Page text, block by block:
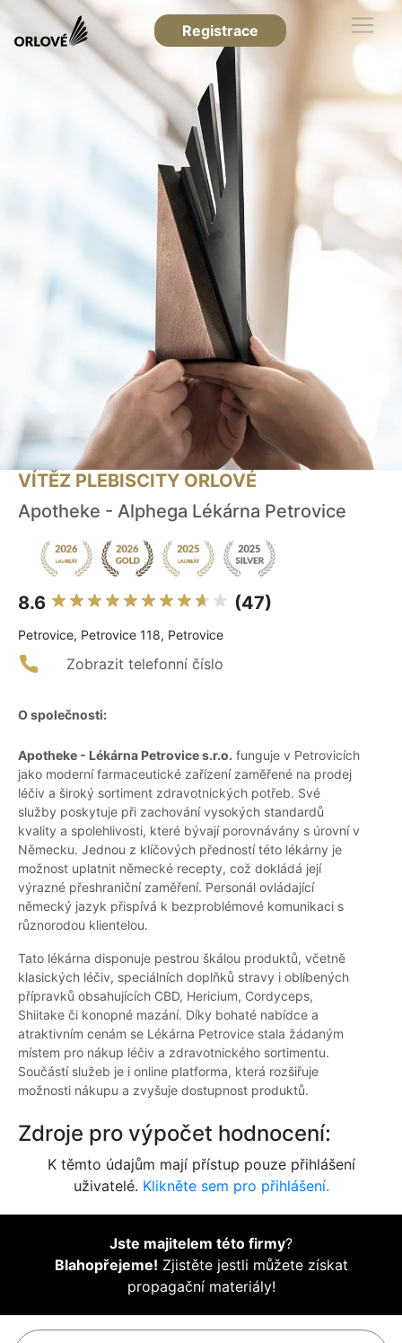
Registrace
VÍTĚZ PLEBISCITY ORLOVÉ
Apotheke - Alphega Lékárna Petrovice
8.6 (47)
Petrovice, Petrovice 118, Petrovice
Zobrazit telefonní číslo
O společnosti:
Apotheke - Lékárna Petrovice s.r.o. funguje v Petrovicích
jako moderní farmaceutické zařízení zaměřené na prodej
léčiv a široký sortiment zdravotnických potřeb. Své
služby poskytuje při zachování vysokých standardů
kvality a spolehlivosti, které bývají porovnávány s úrovní v
Německu. Jednou z klíčových předností této lékárny je
možnost uplatnit německé recepty, což dokládá její
výrazné přeshraniční zaměření. Personál ovládající
německý jazyk přispívá k bezproblémové komunikaci s
různorodou klientelou.
Tato lékárna disponuje pestrou škálou produktů, včetně
klasických léčiv, speciálních doplňků stravy i oblíbených
přípravků obsahujících CBD, Hericium, Cordyceps,
Shiitake či konopné mazání. Díky bohaté nabídce a
atraktivním cenám se Lékárna Petrovice stala žádaným
místem pro nákup léčiv a zdravotnického sortimentu.
Součástí služeb je i online platforma, která rozšiřuje
možnosti nákupu a zvyšuje dostupnost produktů.
Zdroje pro výpočet hodnocení:
K těmto údajům mají přístup pouze přihlášení
uživatelé. Klikněte sem pro přihlášení.
Jste majitelem této firmy?
Blahopřejeme! Zjistěte jestli můžete získat
propagační materiály!